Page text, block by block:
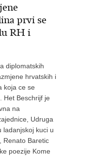
prvi se
RH i
diplomatskih
hrvatskih i
koja ce se
Het Beschrijf je
na
Udruga
ladanjskoj kuci u
Renato Baretic
poezije Kome